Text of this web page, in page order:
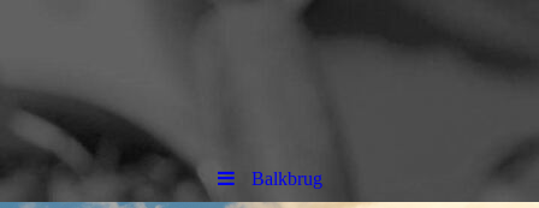
Balkbrug